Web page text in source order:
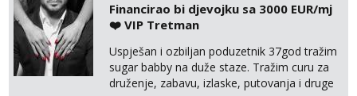
Tel:064/677-677- Kod: #106
tel:0,93€ - mob:1,12€ min
Vanesa
Čekam tvoj poziv!
Tel:064/677-677 - Kod: #74
Financirao bi djevojku sa 3000 EUR/mj
❤️ VIP Tretman
Uspješan i ozbiljan poduzetnik 37god tražim
sugar babby na duže staze. Tražim curu za
druženje, zabavu, izlaske, putovanja i druge